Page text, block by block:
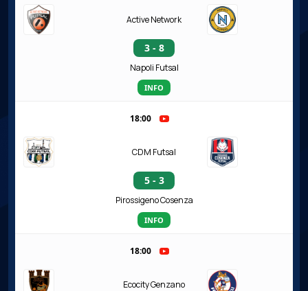
Active Network
3 - 8
Napoli Futsal
INFO
18:00
CDM Futsal
5 - 3
Pirossigeno Cosenza
INFO
18:00
Ecocity Genzano